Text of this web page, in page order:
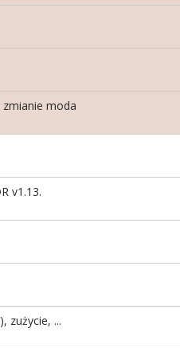
moda
v1.13.
zużycie, ...